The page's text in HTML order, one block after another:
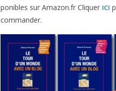
po­nibles sur Amazon​.fr Cliquer ICI
commander.